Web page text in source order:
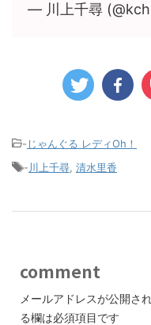
— 川上千尋
- じゃんぐる レディOh！
-川上千尋 清水里香
comment
メールアドレスが公開さ
る欄は必須項目です